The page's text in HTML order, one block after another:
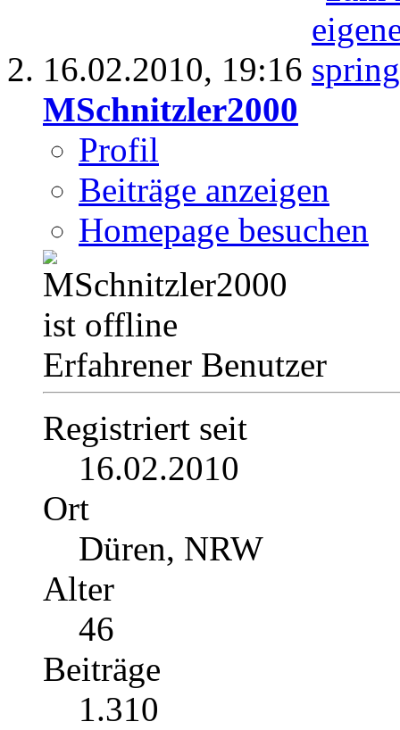
16.02.2010, 19:16
MSchnitzler2000
Profil
Beiträge anzeigen
Homepage besuchen
Erfahrener Benutzer
Registriert seit
16.02.2010
Ort
Düren, NRW
Alter
46
Beiträge
1.310